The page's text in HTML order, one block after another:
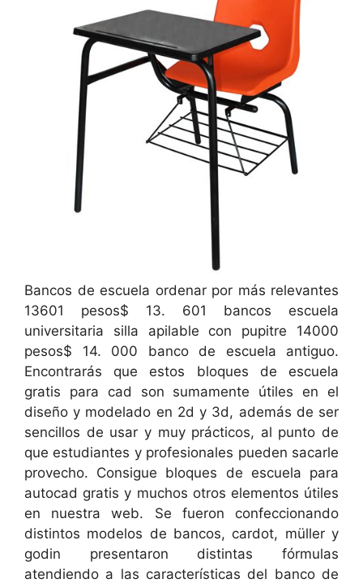
Bancos de escuela ordenar por más relevantes
13601 pesos$ 13. 601 bancos escuela
universitaria silla apilable con pupitre 14000
pesos$ 14. 000 banco de escuela antiguo.
Encontrarás que estos bloques de escuela
gratis para cad son sumamente útiles en el
diseño y modelado en 2d y 3d, además de ser
sencillos de usar y muy prácticos, al punto de
que estudiantes y profesionales pueden sacarle
provecho. Consigue bloques de escuela para
autocad gratis y muchos otros elementos útiles
en nuestra web. Se fueron confeccionando
distintos modelos de bancos, cardot, müller y
godin presentaron distintas fórmulas
atendiendo a las características del banco de